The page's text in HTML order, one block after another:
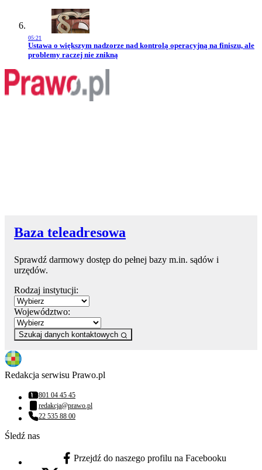
05:21
Przejdź do artykułu:
Ustawa o większym nadzorze nad kontrolą operacyjną na finiszu, ale
problemy raczej nie znikną
Baza teleadresowa
Sprawdź darmowy dostęp do pełnej bazy m.in. sądów i
urzędów.
Rodzaj instytucji:
Województwo:
Szukaj danych kontaktowych
Redakcja serwisu Prawo.pl
Numer telefonu:
801 04 45 45
Adres email:
redakcja@prawo.pl
Numer telefonu:
22 535 88 00
Śledź nas
facebook - otwiera się w nowej karcie
Przejdź do naszego profilu na Facebooku